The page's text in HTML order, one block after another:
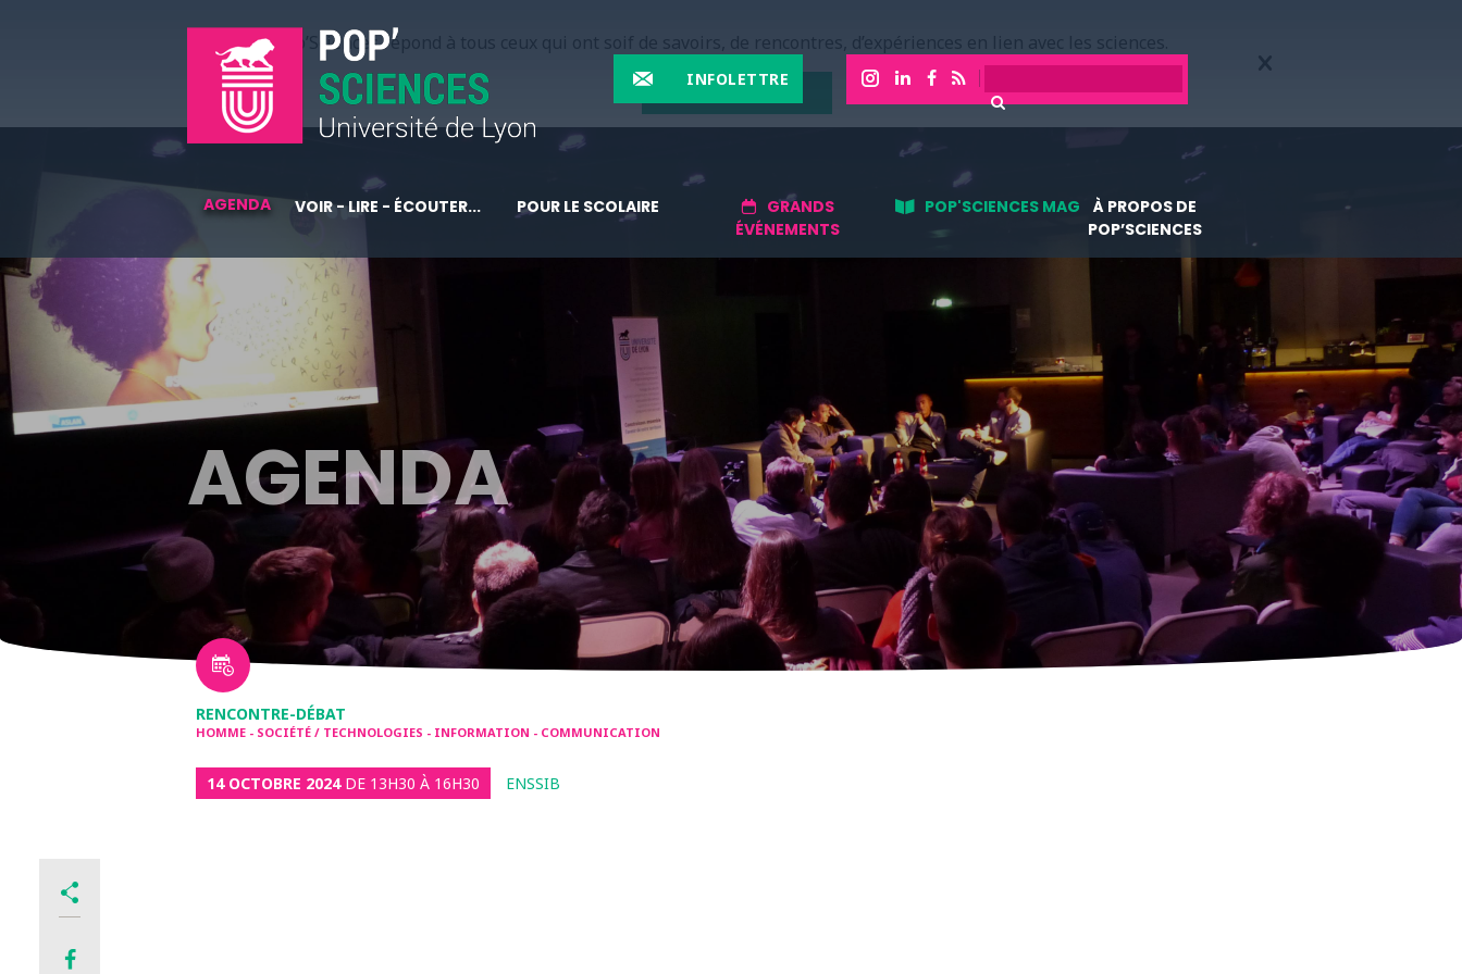
Pop’Sciences répond à tous ceux qui ont soif de savoirs, de rencontres, d’expériences en lien avec les sciences.
INFOLETTRE
AGENDA VOIR - LIRE - ÉCOUTER... POUR LE SCOLAIRE
GRANDS
ÉVÉNEMENTS
POP'SCIENCES MAG
À PROPOS DE
POP’SCIENCES
AGENDA
RENCONTRE-DÉBAT
HOMME - SOCIÉTÉ / TECHNOLOGIES - INFORMATION - COMMUNICATION
14 OCTOBRE 2024DE 13H30 À 16H30 ENSSIB